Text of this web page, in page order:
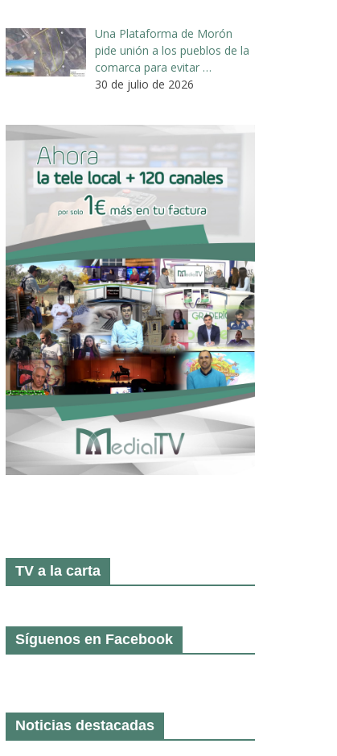
Una Plataforma de Morón
pide unión a los pueblos de la
comarca para evitar …
30 de julio de 2026
TV a la carta
Síguenos en Facebook
Noticias destacadas